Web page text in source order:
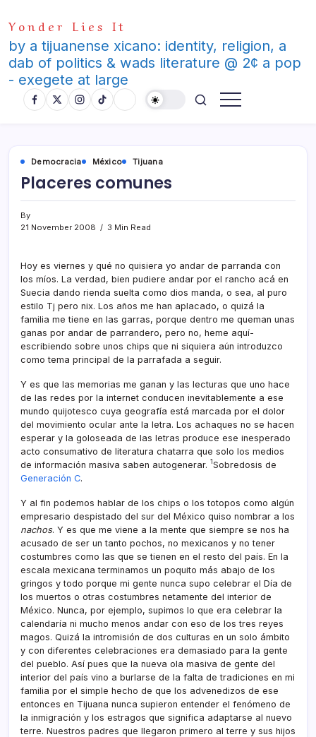
to
content
Yonder Lies It
by a tijuanense xicano: identity, religion, a
dab of politics & wads literature @ 2¢ a pop
- exegete at large
Democracia México Tijuana
Placeres comunes
By
21 November 2008
3 Min Read
Hoy es viernes y qué no quisiera yo andar de parranda con
los mí­os. La verdad, bien pudiere andar por el rancho acá en
Suecia dando rienda suelta como dios manda, o sea, al puro
estilo Tj pero nix. Los años me han aplacado, o quizá la
familia me tiene en las garras, porque dentro me queman unas
ganas por andar de parrandero, pero no, heme aquí­
escribiendo sobre unos chips que ni siquiera aún introduzco
como tema principal de la parrafada a seguir.
Y es que las memorias me ganan y las lecturas que uno hace
de las redes por la internet conducen inevitablemente a ese
mundo quijotesco cuya geografí­a está marcada por el dolor
del movimiento ocular ante la letra. Los achaques no se hacen
esperar y la goloseada de las letras produce ese inesperado
acto consumativo de literatura chatarra que solo los medios
de información masiva saben autogenerar. 1Sobredosis de
Generación C.
Y al fin podemos hablar de los chips o los totopos como algún
empresario despistado del sur del México quiso nombrar a los
nachos. Y es que me viene a la mente que siempre se nos ha
acusado de ser un tanto pochos, no mexicanos y no tener
costumbres como las que se tienen en el resto del paí­s. En la
escala mexicana terminamos un poquito más abajo de los
gringos y todo porque mi gente nunca supo celebrar el Dí­a de
los muertos o otras costumbres netamente del interior de
México. Nunca, por ejemplo, supimos lo que era celebrar la
calendarí­a ni mucho menos andar con eso de los tres reyes
magos. Quizá la intromisión de dos culturas en un solo ámbito
y con diferentes celebraciones era demasiado para la gente
del pueblo. Así­ pues que la nueva ola masiva de gente del
interior del paí­s vino a burlarse de la falta de tradiciones en mi
familia por el simple hecho de que los advenedizos de ese
entonces en Tijuana nunca supieron entender el fenómeno de
la inmigración y los estragos que significa adaptarse al nuevo
terre. Nuestros padres que llegaron primero al terre y sus hijos